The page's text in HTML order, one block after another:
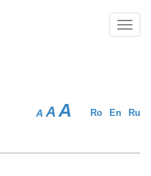
Ro En Ru
A A A